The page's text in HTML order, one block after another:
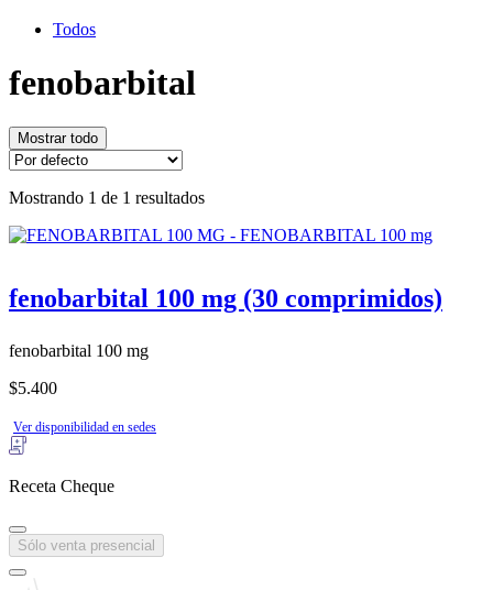
Todos
fenobarbital
Mostrar todo
Mostrando 1 de 1 resultados
fenobarbital 100 mg (30 comprimidos)
fenobarbital 100 mg
$5.400
Ver disponibilidad en sedes
Receta Cheque
Sólo venta presencial